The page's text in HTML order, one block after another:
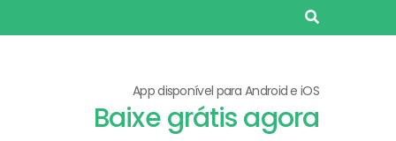
App disponível para Android e iOS
Baixe grátis agora